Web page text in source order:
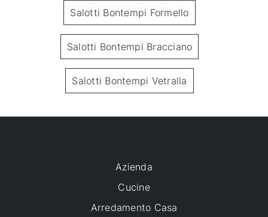
Salotti Bontempi Formello
Salotti Bontempi Bracciano
Salotti Bontempi Vetralla
Azienda
Cucine
Arredamento Casa